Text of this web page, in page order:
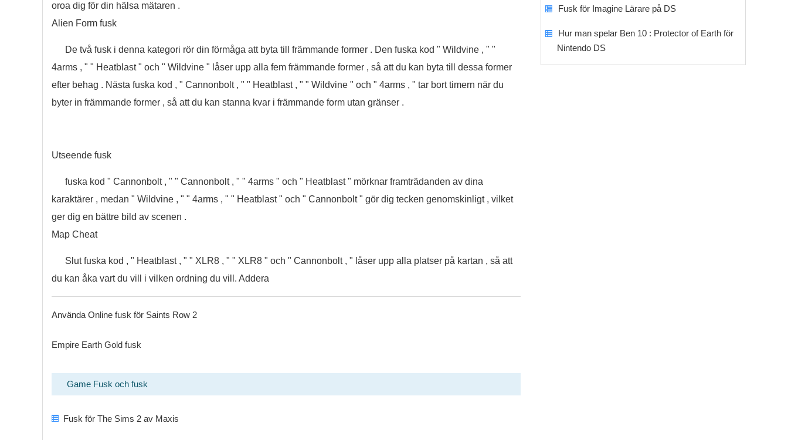
oroa dig för din hälsa mätaren .
Alien Form fusk
De två fusk i denna kategori rör din förmåga att byta till främmande former . Den fuska kod " Wildvine , " "
4arms , " " Heatblast " och " Wildvine " låser upp alla fem främmande former , så att du kan byta till dessa former
efter behag . Nästa fuska kod , " Cannonbolt , " " Heatblast , " " Wildvine " och " 4arms , " tar bort timern när du
byter in främmande former , så att du kan stanna kvar i främmande form utan gränser .
Utseende fusk
fuska kod " Cannonbolt , " " Cannonbolt , " " 4arms " och " Heatblast " mörknar framträdanden av dina
karaktärer , medan " Wildvine , " " 4arms , " " Heatblast " och " Cannonbolt " gör dig tecken genomskinligt , vilket
ger dig en bättre bild av scenen .
Map Cheat
Slut fuska kod , " Heatblast , " " XLR8 , " " XLR8 " och " Cannonbolt , " låser upp alla platser på kartan , så att
du kan åka vart du vill i vilken ordning du vill. Addera
Använda Online fusk för Saints Row 2
Empire Earth Gold fusk
Game Fusk och fusk
Fusk för The Sims 2 av Maxis
Fusk för Imagine Lärare på DS
Hur man spelar Ben 10 : Protector of Earth för
Nintendo DS